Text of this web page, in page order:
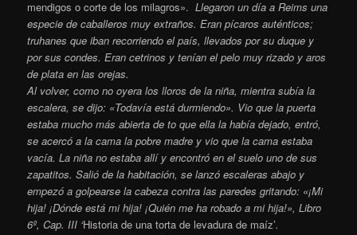
mendigos o corte de los milagros».Llegaron un día a Reims una
especie de caballeros muy extraños. Eran pícaros auténticos;
truhanes que iban recorriendo el país, llevados por su duque y
por sus condes. Eran cetrinos y tenían el pelo muy rizado y aros
de plata en las orejas.
Al volver, como no oyera los lloros de la niña, mientra subía la
escalera, se dijo: «Todavía está durmiendo». Vio que la puerta
estaba mucho más abierta de to que ella la había dejado, entró,
se acercó a la cama la pobre madre y vio que la cama estaba
vacía. La niña no estaba allí y encontró en el suelo uno de sus
zapatitos. Salió de la habitación, se lanzó escaleras abajo y
empezó a golpearse la cabeza contra las paredes gritando: «¡Mi
hija! ¡Dónde está mi hija! ¡Quién me ha robado a mi hija!», Libro
6º, Cap. III ‘Historia de una torta de levadura de maíz’.